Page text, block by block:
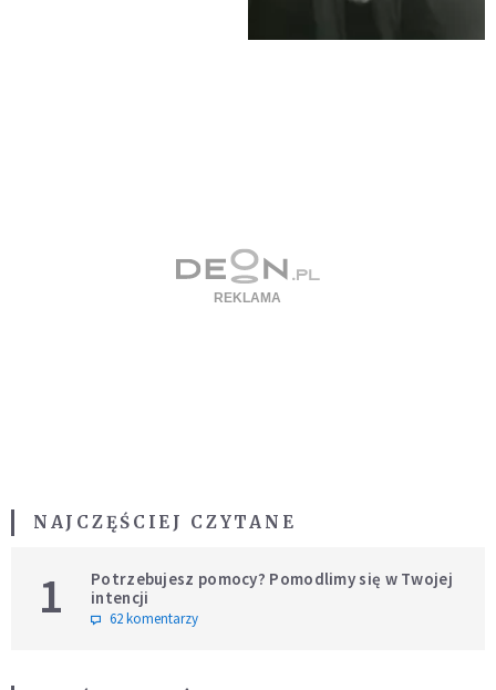
NAJCZĘŚCIEJ CZYTANE
1
Potrzebujesz pomocy? Pomodlimy się w Twojej
intencji
62 komentarzy